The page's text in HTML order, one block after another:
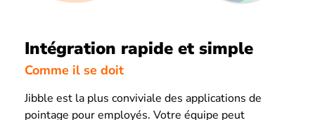
Intégration rapide et simple
Comme il se doit
Jibble est la plus conviviale des applications de
pointage pour employés. Votre équipe peut